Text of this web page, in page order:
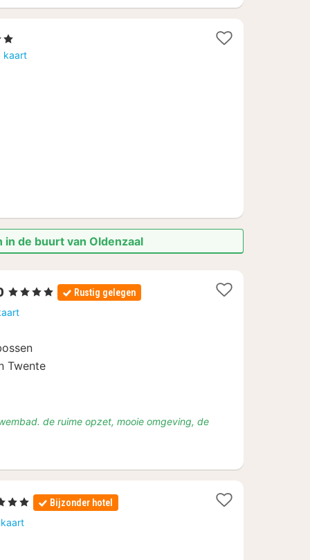
Sterren
kaart
de buurt van Oldenzaal
1
nacht
vanaf
99
, 4 Sterren Rustig gelegen
Twente
de ruime opzet, mooie omgeving, de
Bijzonder hotel